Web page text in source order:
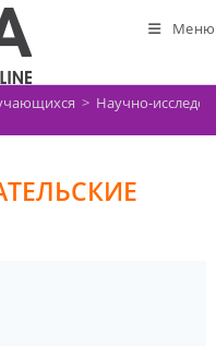
Меню
> Научно-